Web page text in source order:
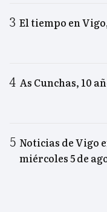
El tiempo en
As Cunchas, 10
Noticias de Vigo
miércoles 5 de